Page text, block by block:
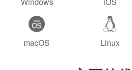
macOS Linux